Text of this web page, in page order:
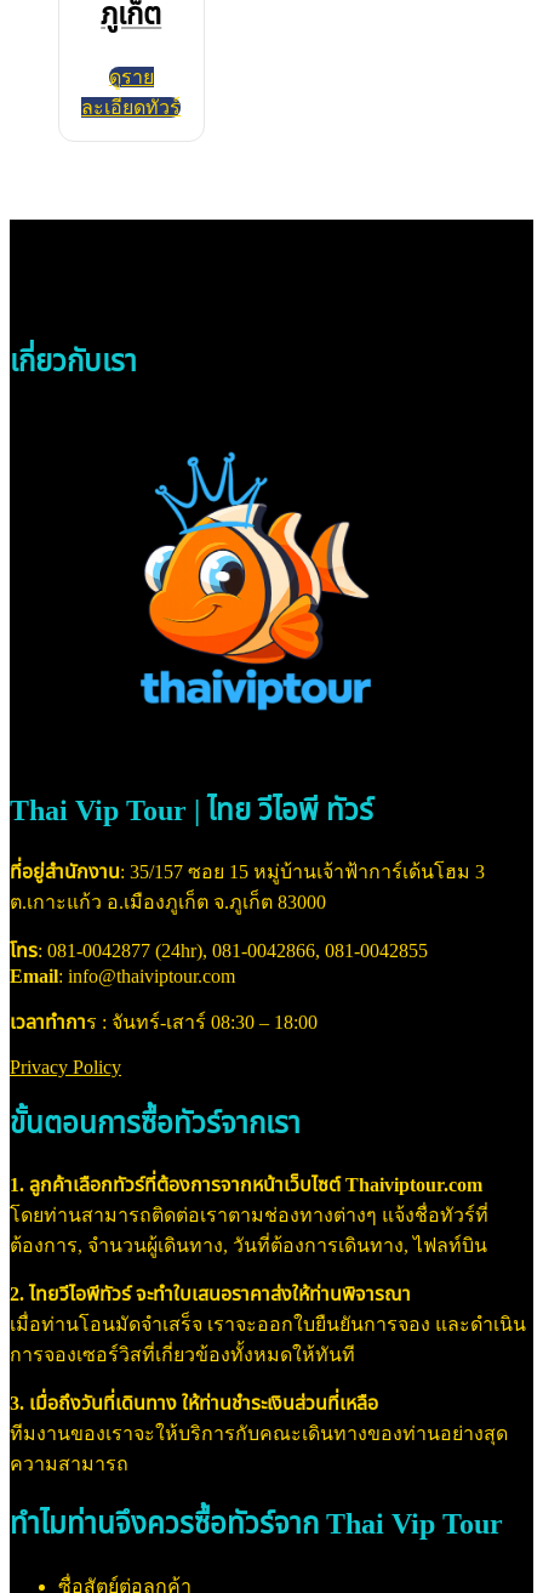
ภูเก็ต
ดูราย
ละเอียดทัวร์
เกี่ยวกับเรา
Thai Vip Tour | ไทย วีไอพี ทัวร์
ที่อยู่สำนักงาน: 35/157 ซอย 15 หมู่บ้านเจ้าฟ้าการ์เด้นโฮม 3
ต.เกาะแก้ว อ.เมืองภูเก็ต จ.ภูเก็ต 83000
โทร: 081-0042877 (24hr), 081-0042866, 081-0042855
Email: info@thaiviptour.com
เวลาทำการ : จันทร์-เสาร์ 08:30 – 18:00
Privacy Policy
ขั้นตอนการซื้อทัวร์จากเรา
1. ลูกค้าเลือกทัวร์ที่ต้องการจากหน้าเว็บไซต์ Thaiviptour.com
โดยท่านสามารถติดต่อเราตามช่องทางต่างๆ แจ้งชื่อทัวร์ที่
ต้องการ, จำนวนผู้เดินทาง, วันที่ต้องการเดินทาง, ไฟลท์บิน
2. ไทยวีไอพีทัวร์ จะทำใบเสนอราคาส่งให้ท่านพิจารณา
เมื่อท่านโอนมัดจำเสร็จ เราจะออกใบยืนยันการจอง และดำเนิน
การจองเซอร์วิสที่เกี่ยวข้องทั้งหมดให้ทันที
3. เมื่อถึงวันที่เดินทาง ให้ท่านชำระเงินส่วนที่เหลือ
ทีมงานของเราจะให้บริการกับคณะเดินทางของท่านอย่างสุด
ความสามารถ
ทำไมท่านจึงควรซื้อทัวร์จาก Thai Vip Tour
ซื่อสัตย์ต่อลูกค้า